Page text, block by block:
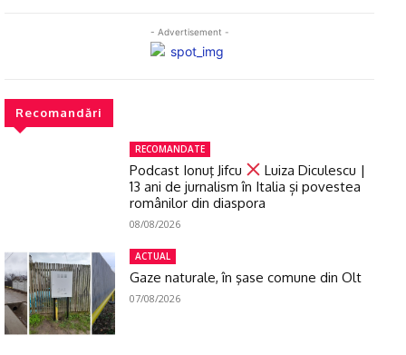
- Advertisement -
Recomandări
RECOMANDATE
Podcast Ionuţ Jifcu
Luiza Diculescu |
13 ani de jurnalism în Italia și povestea
românilor din diaspora
08/08/2026
ACTUAL
Gaze naturale, în şase comune din Olt
07/08/2026